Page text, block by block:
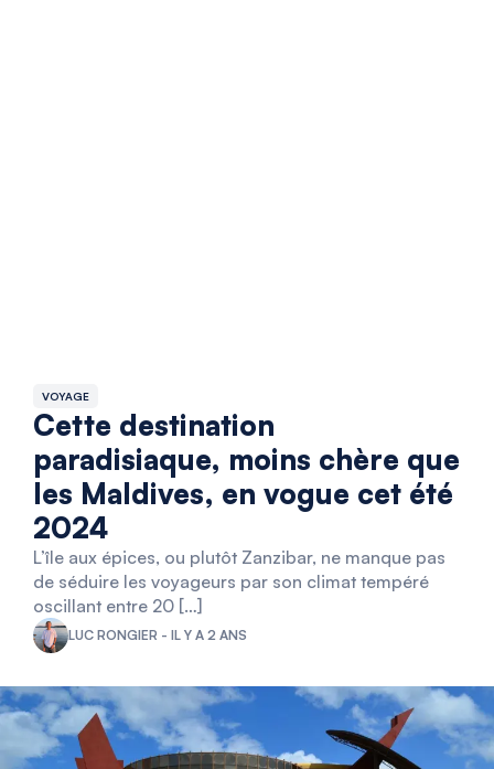
VOYAGE
Cette destination
paradisiaque, moins chère que
les Maldives, en vogue cet été
2024
L’île aux épices, ou plutôt Zanzibar, ne manque pas
de séduire les voyageurs par son climat tempéré
oscillant entre 20 […]
LUC RONGIER - IL Y A 2 ANS